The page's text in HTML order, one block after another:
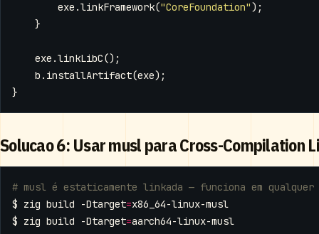
exe .linkFramework("CoreFoundation" );
}
exe .linkLibC();
b . installArtifact(exe);
}
Solucao 6: Usar musl para Cross-Compilation
# musl é estaticamente linkada — funciona em qualquer
$ zig build -Dtarget=
$ zig build -Dtarget=